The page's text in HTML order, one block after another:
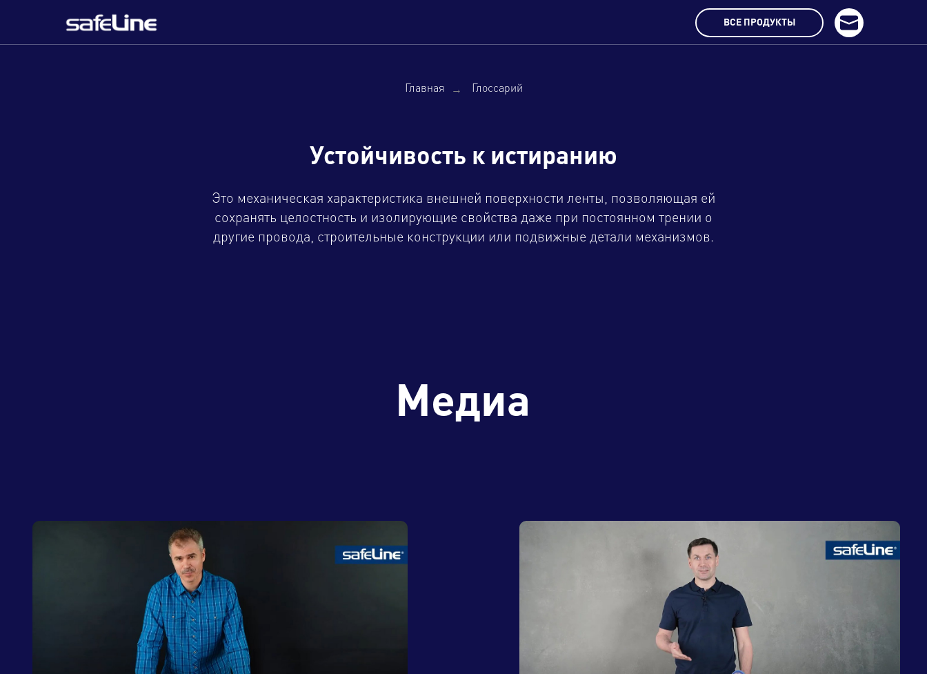
ВСЕ ПРОДУКТЫ
Главная → Глоссарий
Устойчивость к истиранию
Это механическая характеристика внешней поверхности ленты, позволяющая ей
сохранять целостность и изолирующие свойства даже при постоянном трении о
другие провода, строительные конструкции или подвижные детали механизмов.
Медиа